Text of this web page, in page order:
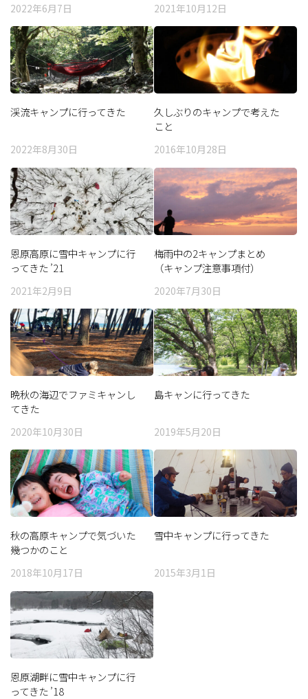
2022年6月7日 2021年10月12日
渓流キャンプに行ってきた
2022年8月30日
久しぶりのキャンプで考えた
こと
2016年10月28日
恩原高原に雪中キャンプに行
ってきた ’21
2021年2月9日
梅雨中の2キャンプまとめ
（キャンプ注意事項付）
2020年7月30日
晩秋の海辺でファミキャンし
てきた
2020年10月30日
島キャンに行ってきた
2019年5月20日
秋の高原キャンプで気づいた
幾つかのこと
2018年10月17日
雪中キャンプに行ってきた
2015年3月1日
恩原湖畔に雪中キャンプに行
ってきた ’18